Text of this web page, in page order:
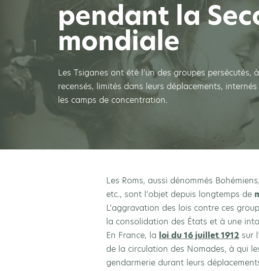
pendant la
mondiale
Les Tsiganes ont été l’un des groupes
recensés, limités dans leurs déplacements,
les camps de concentration.
Les Roms, aussi dénommés
etc., sont l’objet depuis longtemps de
L’aggravation des lois contre ces
la consolidation des États et à une
En France, la loi du 16 juillet 1912 sur
de la circulation des Nomades, à qui
gendarmerie durant leurs